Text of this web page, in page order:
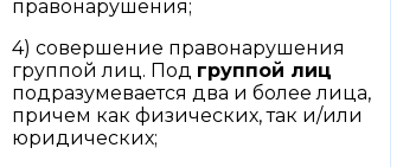
правонарушения;
4) совершение правонарушения
группой лиц. Под группой лиц
подразумевается два и более лица,
причем как физических, так и/или
юридических;